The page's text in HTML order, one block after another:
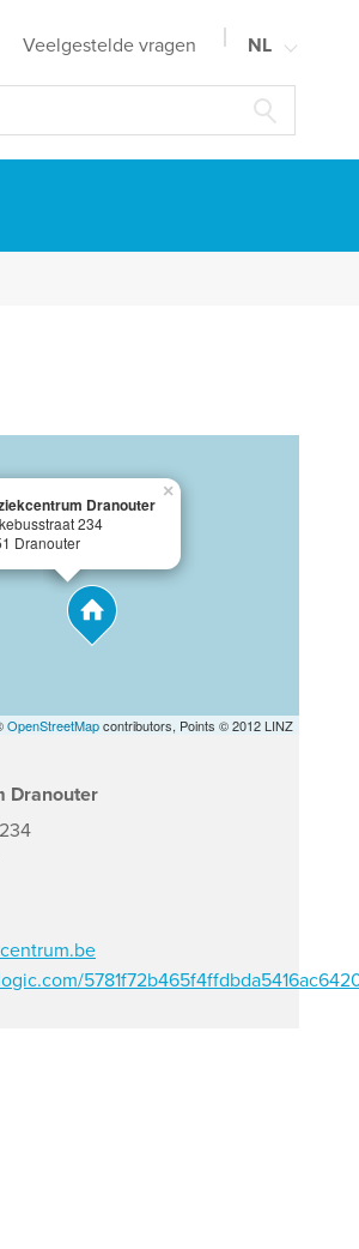
Veelgestelde vragen NL
FR
Dranouter
234
Dranouter
×
OpenStreetMapcontributors, Points © 2012 LINZ
Dranouter